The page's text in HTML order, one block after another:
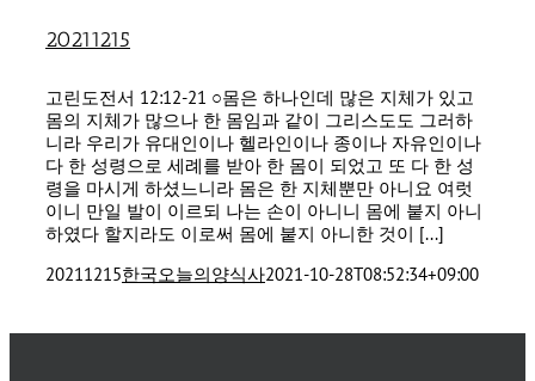
20211215
고린도전서 12:12-21 ○몸은 하나인데 많은 지체가 있고
몸의 지체가 많으나 한 몸임과 같이 그리스도도 그러하
니라 우리가 유대인이나 헬라인이나 종이나 자유인이나
다 한 성령으로 세례를 받아 한 몸이 되었고 또 다 한 성
령을 마시게 하셨느니라 몸은 한 지체뿐만 아니요 여럿
이니 만일 발이 이르되 나는 손이 아니니 몸에 붙지 아니
하였다 할지라도 이로써 몸에 붙지 아니한 것이 [...]
20211215한국오늘의양식사2021-10-28T08:52:34+09:00